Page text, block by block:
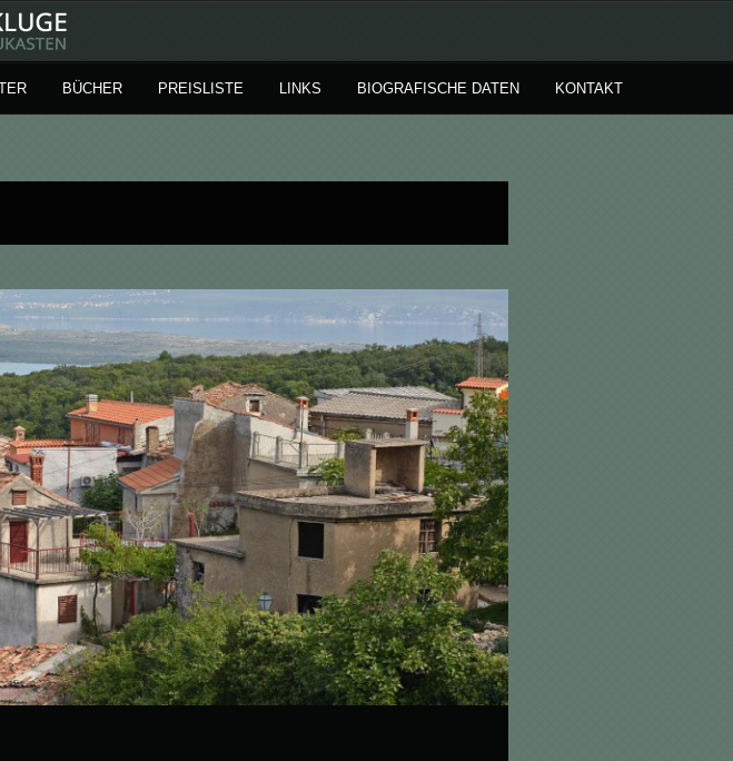
BÜCHER PREISLISTE LINKS BIOGRAFISCHE DATEN KONTAKT